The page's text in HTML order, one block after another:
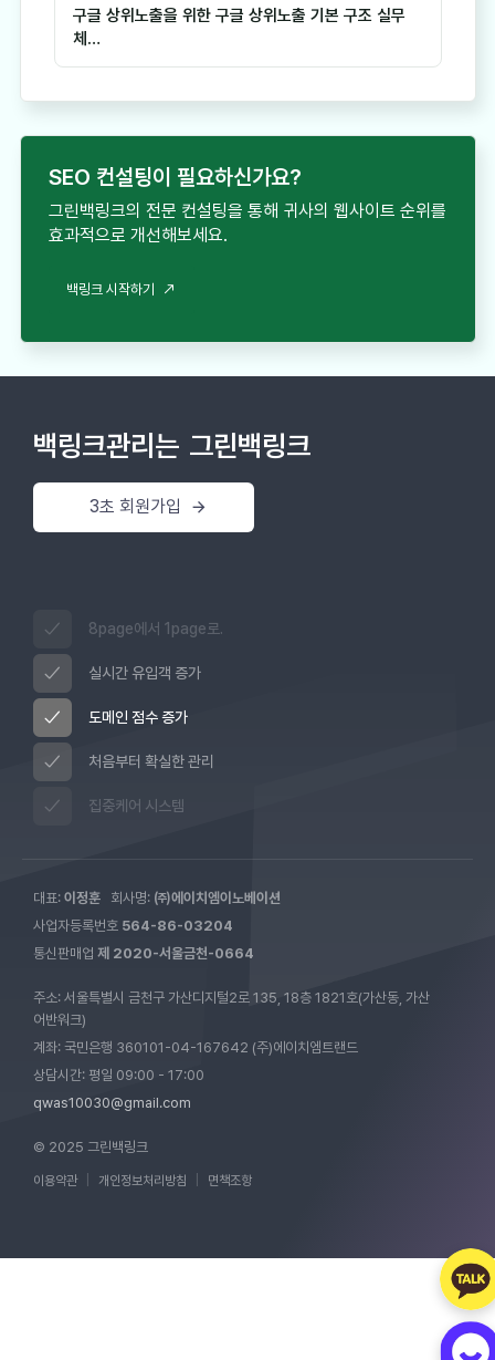
구글 상위노출을 위한 구글 상위노출 기본 구조 실무
체…
SEO 컨설팅이 필요하신가요?
그린백링크의 전문 컨설팅을 통해 귀사의 웹사이트 순위를
효과적으로 개선해보세요.
백링크 시작하기
백링크관리는 그린백링크
3초 회원가입
8page에서 1page로.
실시간 유입객 증가
도메인 점수 증가
처음부터 확실한 관리
집중케어 시스템
대표: 이정훈 회사명: ㈜에이치엠이노베이션
사업자등록번호 564-86-03204
통신판매업 제 2020-서울금천-0664
주소: 서울특별시 금천구 가산디지털2로 135, 18층 1821호(가산동, 가산
어반워크)
계좌: 국민은행 360101-04-167642 (주)에이치엠트랜드
상담시간: 평일 09:00 - 17:00
qwas10030@gmail.com
© 2025 그린백링크
이용약관 개인정보처리방침 면책조항